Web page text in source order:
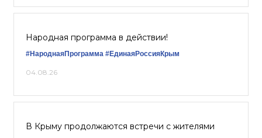
Народная программа в действии!
#НароднаяПрограмма #ЕдинаяРоссияКрым
04.08.26
В Крыму продолжаются встречи с жителями